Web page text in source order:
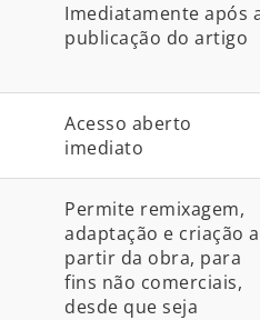
Imediatamente após
publicação do artigo
Acesso aberto
imediato
Permite remixagem,
adaptação e criação a
partir da obra, para
fins não comerciais,
desde que seja